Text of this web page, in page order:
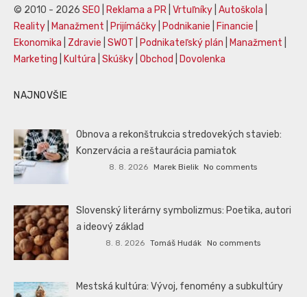
© 2010 - 2026 SEO Reklama a PR Vrtuľníky Autoškola
Reality
Manažment Prijímáčky Podnikanie Financie
Ekonomika
Zdravie SWOT Podnikateľský plán Manažment
Marketing
Kultúra Skúšky Obchod Dovolenka
NAJNOVŠIE
Obnova a rekonštrukcia stredovekých stavieb:
Konzervácia a reštaurácia pamiatok
8. 8. 2026 Marek Bielik No comments
Slovenský literárny symbolizmus: Poetika, autori
a ideový základ
8. 8. 2026 Tomáš Hudák No comments
Mestská kultúra: Vývoj, fenomény a subkultúry